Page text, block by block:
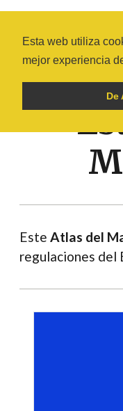
Esta web utiliza
mejor experiencia
De
Este Atlas del
regulaciones del